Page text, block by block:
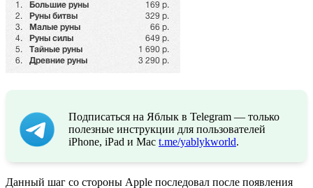
Подписаться на Яблык в Telegram — только
полезные инструкции для пользователей
iPhone, iPad и Mac t.me/yablykworld.
Данный шаг со стороны Apple последовал после появления